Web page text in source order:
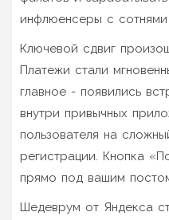
инфлюенсеры с сотнями
Ключевой сдвиг
Платежи стали
главное - появились
внутри привычных
пользователя на
регистрации. Кнопка
прямо под вашим
Шедеврум от Яндекса